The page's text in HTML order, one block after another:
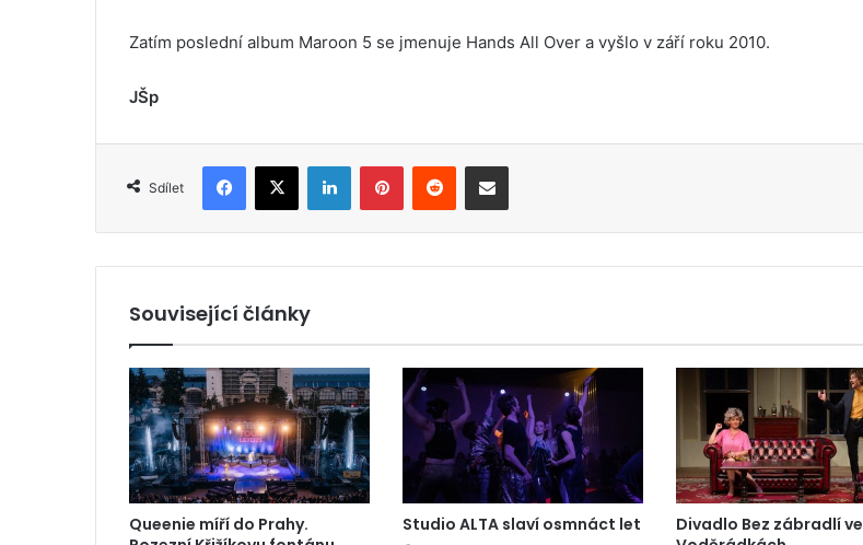
Zatím poslední album Maroon 5 se jmenuje Hands All Over a vyšlo v září roku 2010.
JŠp
Sdílet
Související články
Queenie míří do Prahy.
Studio ALTA slaví osmnáct let
Divadlo Bez zábradlí ve